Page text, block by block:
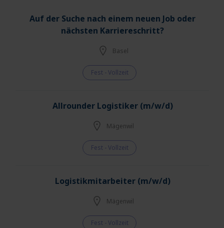
Auf der Suche nach einem neuen Job oder
nächsten Karriereschritt?
Basel
Fest - Vollzeit
Allrounder Logistiker (m/w/d)
Mägenwil
Fest - Vollzeit
Logistikmitarbeiter (m/w/d)
Mägenwil
Fest - Vollzeit